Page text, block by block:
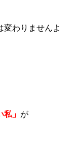
変わりませんよ
」 が